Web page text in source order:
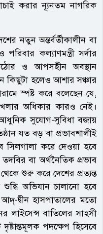
করার ন্যূনতম নাগরিক
নতুন অন্তর্বর্তীকালীন বা
কল্যাণমন্ত্রী সর্দার
ও আপসহীন অবস্থান
কিছুটা হলেও আশার সঞ্চার
স্পষ্ট করে বলেছেন যে,
খেলার অধিকার কারও নেই।
সুযোগ-সুবিধা বজায়
যত বড় বা প্রভাবশালীই
সিলগালা করে দেওয়া হবে
বা অর্থনৈতিক প্রভাব
শুরু করে দেশের প্রত্যন্ত
শুদ্ধি অভিযান চালানো হবে
দ্বীন হাসপাতালের মতো
লাইসেন্স বাতিলের সাহসী
পদক্ষেপ হিসেবে